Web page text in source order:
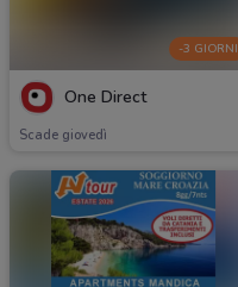
-3 GIORNI
One Direct
Scade giovedì